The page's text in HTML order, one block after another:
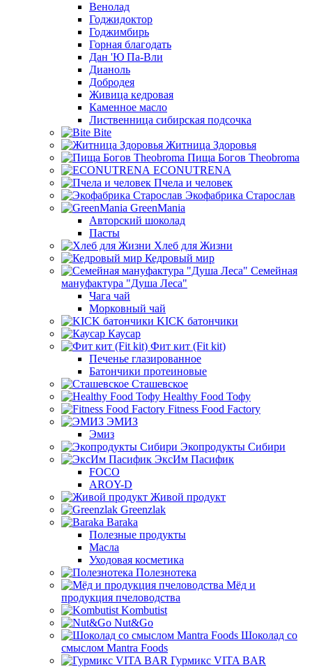
Венолад
Годжидоктор
Годжимбирь
Горная благодать
Дан 'Ю Па-Вли
Дианоль
Добродея
Живица кедровая
Каменное масло
Лиственница сибирская подсочка
Bite
Житница Здоровья
Пища Богов Theobroma
ECONUTRENA
Пчела и человек
Экофабрика Старослав
GreenMania
Авторский шоколад
Пасты
Хлеб для Жизни
Кедровый мир
Семейная
мануфактура "Душа Леса"
Чага чай
Морковный чай
KICK батончики
Каусар
Фит кит (Fit kit)
Печенье глазированное
Батончики протеиновые
Сташевское
Healthy Food Тофу
Fitness Food Factory
ЭМИЗ
Эмиз
Экопродукты Сибири
ЭксИм Пасифик
FOCO
AROY-D
Живой продукт
Greenzlak
Baraka
Полезные продукты
Масла
Уходовая косметика
Полезнотека
Мёд и
продукция пчеловодства
Kombutist
Nut&Go
Шоколад со
смыслом Mantra Foods
Гурмикс VITA BAR